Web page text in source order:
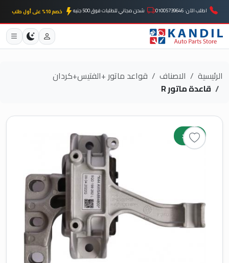
اطلب الآن: 01005739646 شحن مجاني للطلبات فوق 500 جنيه خصم 10% على أول طلب
الرئيسية الاصناف
قواعد ماتور +الفتيس+كردان
قاعدة ماتور R
جديد